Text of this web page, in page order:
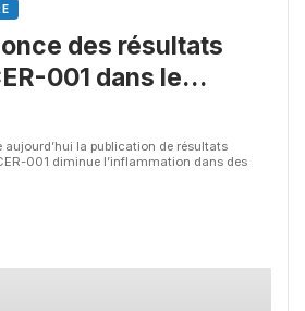
des résultats
001 dans le
la covid-19
la publication de résultats
001 diminue l’inflammation dans des